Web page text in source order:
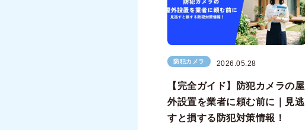
防犯カメラ 2026.05.28
【完全ガイド】防犯カメラの屋
外設置を業者に頼む前に｜見逃
すと損する防犯対策情報！